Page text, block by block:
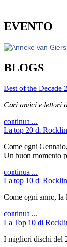
EVENTO
BLOGS
Best of the Decade
Cari amici e lettori
continua ...
La top 20 di
Come ogni
Un buon momento
continua ...
La top 10 di
Come ogni anno, la
continua ...
La Top 10 di
I migliori dischi del